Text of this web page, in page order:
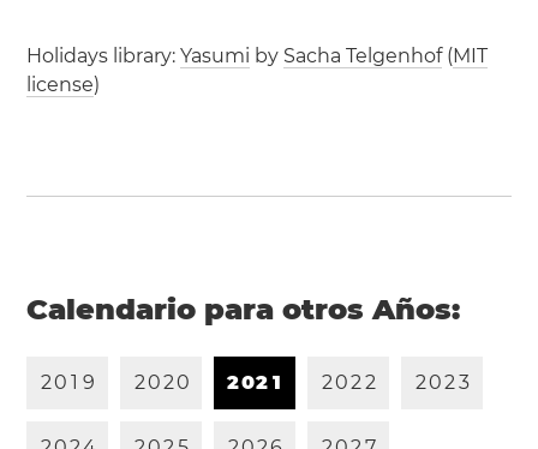
Holidays library:Yasumi by Sacha Telgenhof(MIT
license)
Calendario para otros Años:
20 1 9 2020 202 1 2022 2023